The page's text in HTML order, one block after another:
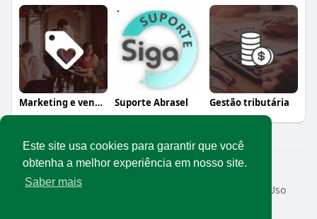
Este site usa cookies para garantir que você
obtenha a melhor experiência em nosso site.
Saber mais
Marketing e vendas Suporte Abrasel Gestão tributária
© 2026 Rede Abrasel
Início
Sobre
Termos de Uso